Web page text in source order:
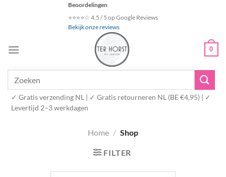
Beoordelingen
⭐⭐⭐⭐☆ 4,5 / 5 op Google Reviews
Bekijk onze reviews
0
✓ Gratis verzending NL | ✓ Gratis retourneren NL (BE €4,95) | ✓
Levertijd 2–3 werkdagen
Home / Shop
FILTER